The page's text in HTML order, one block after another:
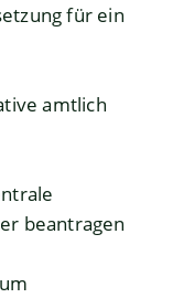
für ein
amtlich
beantragen